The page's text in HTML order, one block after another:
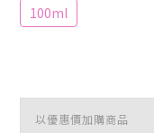
100ml
以優惠價加購商品